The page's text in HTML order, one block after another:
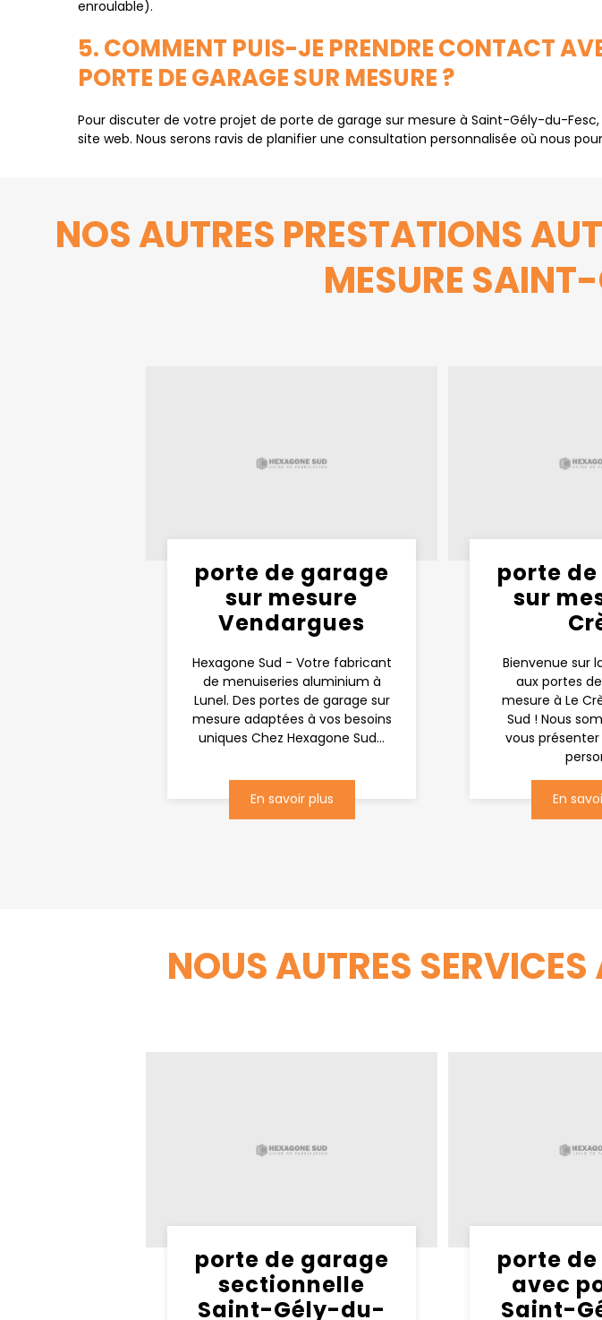
enroulable).
5. COMMENT PUIS-JE PRENDRE CONTACT
PORTE DE GARAGE SUR MESURE ?
Pour discuter de votre projet de porte de garage sur mesure à Saint-Gély-du-
site web. Nous serons ravis de planifier une consultation personnalisée où nous
NOS AUTRES PRESTATIONS
MESURE
porte de garage
sur mesure
Vendargues
Hexagone Sud - Votre fabricant
de menuiseries aluminium à
Lunel. Des portes de garage sur
mesure adaptées à vos besoins
uniques Chez Hexagone Sud...
En savoir plus
porte
sur
Bienvenue sur
aux portes
mesure à Le
Sud ! Nous
vous
En
NOUS AUTRES
porte de garage
sectionnelle
Saint-Gély-du-
porte
avec
Saint-